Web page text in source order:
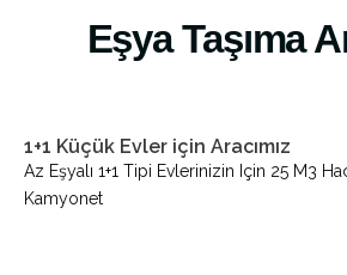
Eşya Taşıma
1+1 Küçük Evler için Aracımız
Az Eşyalı 1+1 Tipi Evlerinizin Için 25 M3
Kamyonet